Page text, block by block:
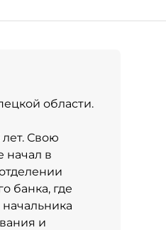
области.
Свою
начал в
банка, где
и